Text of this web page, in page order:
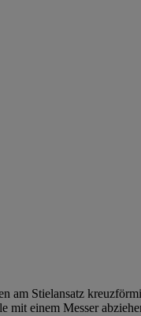
Stielansatz
mit einem Messer